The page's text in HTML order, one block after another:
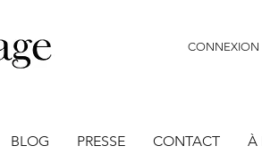
CONNEXION
BLOG PRESSE CONTACT À